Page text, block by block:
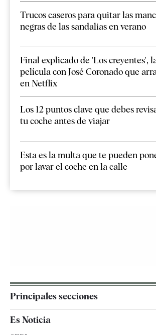
Trucos caseros para quitar las
negras de las sandalias en verano
Final explicado de 'Los creyentes',
película con José Coronado que
en Netflix
Los 12 puntos clave que debes
tu coche antes de viajar
Esta es la multa que te pueden
por lavar el coche en la calle
Principales secciones
España
Es Noticia